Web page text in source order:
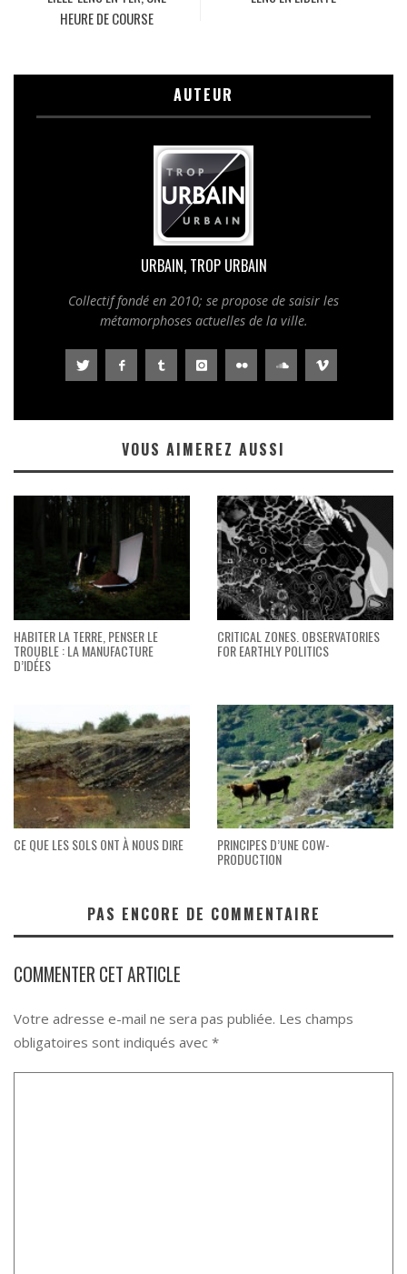
HEURE DE COURSE
AUTEUR
URBAIN, TROP URBAIN
Collectif fondé en 2010; se propose de saisir les
métamorphoses actuelles de la ville.
VOUS AIMEREZ AUSSI
HABITER LA TERRE, PENSER LE
TROUBLE : LA MANUFACTURE
D’IDÉES
CRITICAL ZONES. OBSERVATORIES
FOR EARTHLY POLITICS
CE QUE LES SOLS ONT À NOUS DIRE PRINCIPES D’UNE COW-
PRODUCTION
PAS ENCORE DE COMMENTAIRE
COMMENTER CET ARTICLE
Votre adresse e-mail ne sera pas publiée. Les champs
obligatoires sont indiqués avec *